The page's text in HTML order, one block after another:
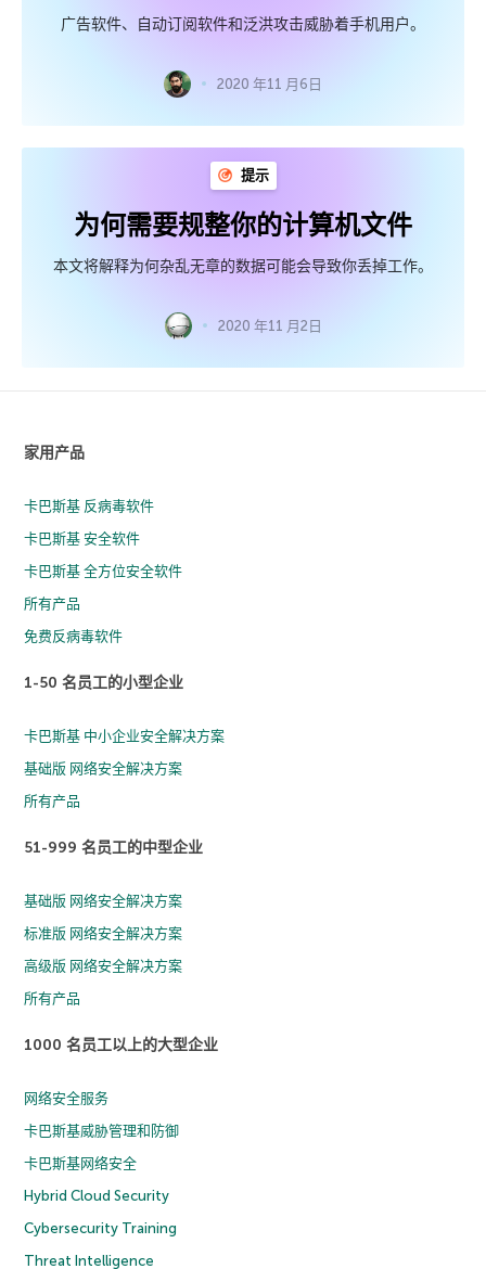
广告软件、自动订阅软件和泛洪攻击威胁着手机用户。
2020 年11 月6日
提示
为何需要规整你的计算机文件
本文将解释为何杂乱无章的数据可能会导致你丢掉工作。
2020 年11 月2日
家用产品
卡巴斯基 反病毒软件
卡巴斯基 安全软件
卡巴斯基 全方位安全软件
所有产品
免费反病毒软件
1-50 名员工的小型企业
卡巴斯基 中小企业安全解决方案
基础版 网络安全解决方案
所有产品
51-999 名员工的中型企业
基础版 网络安全解决方案
标准版 网络安全解决方案
高级版 网络安全解决方案
所有产品
1000 名员工以上的大型企业
网络安全服务
卡巴斯基威胁管理和防御
卡巴斯基网络安全
Hybrid Cloud Security
Cybersecurity Training
Threat Intelligence